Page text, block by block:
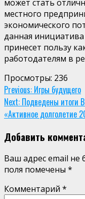
может стать
местного
экономического
данная
принесет пользу
работодателям в
Просмотры: 236
Continue
Reading
Previous: Игры будущего
Next: Подведены итоги
«Активное долголетие
Добавить
Ваш адрес email не
поля помечены *
Комментарий *